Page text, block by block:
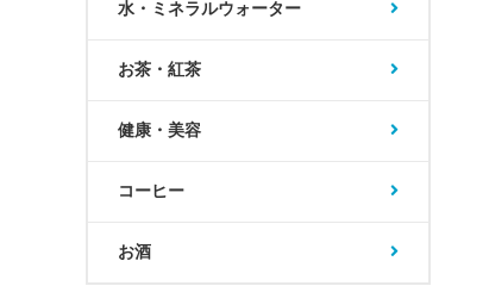
水・ミネラルウォーター
お茶・紅茶
健康・美容
コーヒー
お酒